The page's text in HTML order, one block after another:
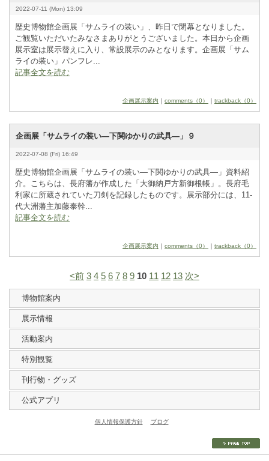
2022-07-11 (Mon) 13:09
歴史博物館企画展「サムライの装い」、昨日で閉幕となりました。
ご観覧いただいたみなさまありがとうございました。本日から企画
展示室は展示替えに入り、常設展示のみとなります。企画展「サム
ライの装い」パンフレ...
記事全文を読む
企画展示案内 ｜ comments（0） ｜ trackback（0）
企画展「サムライの装い―下関ゆかりの武具―」９
2022-07-08 (Fri) 16:49
歴史博物館企画展「サムライの装い―下関ゆかりの武具―」資料紹
介。こちらは、長府藩が作成した「大御納戸方新御根帳」。長府毛
利家に所蔵されていた刀剣を記録したものです。展示部分には、1­1­
代大洲藩主加藤泰幹...
記事全文を読む
企画展示案内 ｜ comments（0） ｜ trackback（0）
<前 3 4 5 6 7 8 9 10 11 12 13 次>
博物館案内
展示情報
活動案内
特別観覧
刊行物・グッズ
公式アプリ
個人情報保護方針 ブログ